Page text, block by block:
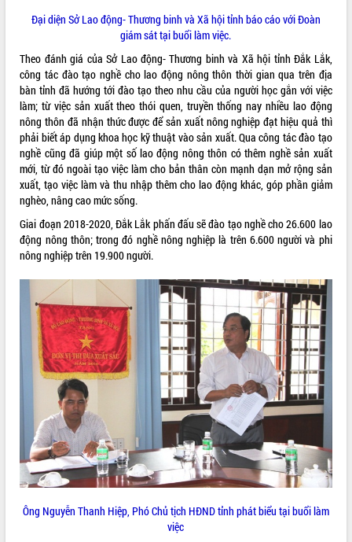
Rà soát, hoàn thiện hệ thống thiết chế
văn hóa, thể thao đáp ứng yêu cầu
Thường trực HĐND tỉnh Đắk Lắk gặp
mặt Đoàn chuyên gia y tế TP. Hồ Chí
Minh
Lễ truy điệu và an táng hài cốt liệt sĩ
tại Nghĩa trang Liệt sĩ xã Sơn Hòa
Bàn giải pháp tháo gỡ khó khăn trong
xuất khẩu sầu riêng và triển khai quy
định EUDR
Thứ trưởng Bộ Nông nghiệp và Môi
trường Nguyễn Hoàng Hiệp khảo sát
vùng trồng và doanh nghiệp đóng gói
sầu riêng tại Đắk Lắk
món ăn từ sầu riêng
Đắk Lắk công bố Quy hoạch và xúc
tiến đầu tư tỉnh
Ngành cá ngừ Đắk Lắk chủ động thích
ứng để giữ vững thị trường xuất khẩu
Diễn đàn Kinh tế tư nhân Việt Nam đột
phá cơ chế - Hợp tác công tư
Đề án 06 tạo bước ngoặt đột phá trong
cải cách hành chính tỉnh Đắk Lắk
Kết nối tour, đẩy mạnh chuyển đổi số
để phát triển du lịch Đắk Lắk
Khởi động Dự án Đầu tư xây dựng hạ
tầng kỹ thuật Cụm công nghiệp Tân
Tiến
THỐNG KÊ TRUY CẬP
Hôm nay: 17009
Tất cả: 66130123
Đại diện Sở Lao động- Thương binh và Xã hội tỉnh báo cáo với Đoàn
giám sát tại buổi làm việc.
Theo đánh giá của Sở Lao động- Thương binh và Xã hội tỉnh Đắk Lắk,
công tác đào tạo nghề cho lao động nông thôn thời gian qua trên địa
bàn tỉnh đã hướng tới đào tạo theo nhu cầu của người học gắn với việc
làm; từ việc sản xuất theo thói quen, truyền thống nay nhiều lao động
nông thôn đã nhận thức được để sản xuất nông nghiệp đạt hiệu quả thì
phải biết áp dụng khoa học kỹ thuật vào sản xuất. Qua công tác đào tạo
nghề cũng đã giúp một số lao động nông thôn có thêm nghề sản xuất
mới, từ đó ngoài tạo việc làm cho bản thân còn mạnh dạn mở rộng sản
xuất, tạo việc làm và thu nhập thêm cho lao động khác, góp phần giảm
nghèo, nâng cao mức sống.
Giai đoạn 2018-2020, Đắk Lắk phấn đấu sẽ đào tạo nghề cho 26.600 lao
động nông thôn; trong đó nghề nông nghiệp là trên 6.600 người và phi
nông nghiệp trên 19.900 người.
Ông Nguyễn Thanh Hiệp, Phó Chủ tịch HĐND tỉnh phát biểu tại buổi làm
việc